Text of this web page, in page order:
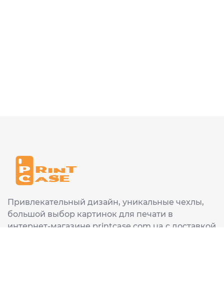
Привлекательный дизайн, уникальные чехлы,
большой выбор картинок для печати в
интернет-магазине printcase.com.ua с доставкой